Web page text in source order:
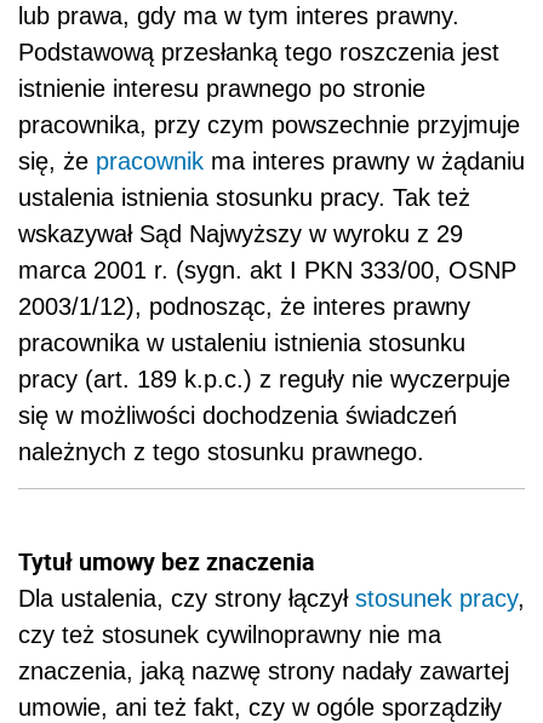
lub prawa, gdy ma w tym interes prawny.
Podstawową przesłanką tego roszczenia jest
istnienie interesu prawnego po stronie
pracownika, przy czym powszechnie przyjmuje
się, że pracownik ma interes prawny w żądaniu
ustalenia istnienia stosunku pracy. Tak też
wskazywał Sąd Najwyższy w wyroku z 29
marca 2001 r. (sygn. akt I PKN 333/00, OSNP
2003/1/12), podnosząc, że interes prawny
pracownika w ustaleniu istnienia stosunku
pracy (art. 189 k.p.c.) z reguły nie wyczerpuje
się w możliwości dochodzenia świadczeń
należnych z tego stosunku prawnego.
Tytuł umowy bez znaczenia
Dla ustalenia, czy strony łączył stosunek pracy,
czy też stosunek cywilnoprawny nie ma
znaczenia, jaką nazwę strony nadały zawartej
umowie, ani też fakt, czy w ogóle sporządziły